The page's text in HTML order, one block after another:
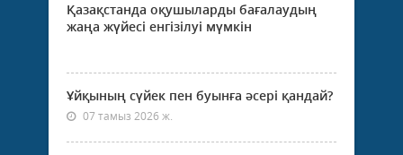
Қазақстанда оқушыларды бағалаудың
жаңа жүйесі енгізілуі мүмкін
Ұйқының сүйек пен буынға әсері қандай?
07 тамыз 2026 ж.